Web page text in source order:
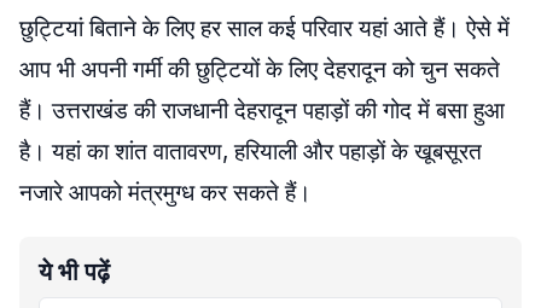
छुट्टियां बिताने के लिए हर साल कई परिवार यहां आते हैं। ऐसे में
आप भी अपनी गर्मी की छुट्टियों के लिए देहरादून को चुन सकते
हैं। उत्तराखंड की राजधानी देहरादून पहाड़ों की गोद में बसा हुआ
है। यहां का शांत वातावरण, हरियाली और पहाड़ों के खूबसूरत
नजारे आपको मंत्रमुग्ध कर सकते हैं।
ये भी पढ़ें